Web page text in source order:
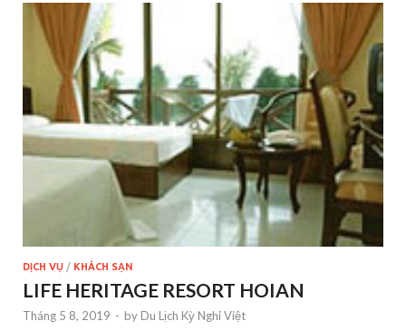
DỊCH VỤ / KHÁCH SẠN
LIFE HERITAGE RESORT HOIAN
Tháng 5 8, 2019 - by Du Lịch Kỳ Nghỉ Việt